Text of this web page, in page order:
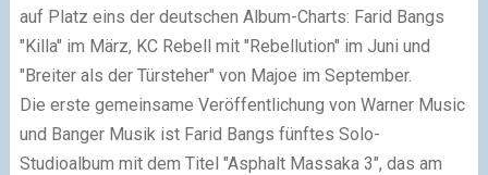
auf Platz eins der deutschen Album-Charts: Farid Bangs
"Killa" im März, KC Rebell mit "Rebellution" im Juni und
"Breiter als der Türsteher" von Majoe im September.
Die erste gemeinsame Veröffentlichung von Warner Music
und Banger Musik ist Farid Bangs fünftes Solo-
Studioalbum mit dem Titel "Asphalt Massaka 3", das am